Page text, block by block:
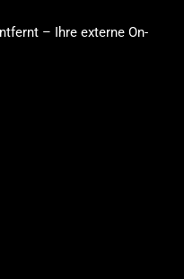
– Ihre externe On-